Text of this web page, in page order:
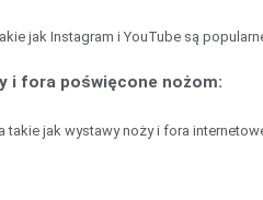
jak Instagram i YouTube są
i fora poświęcone nożom:
takie jak wystawy noży i fora